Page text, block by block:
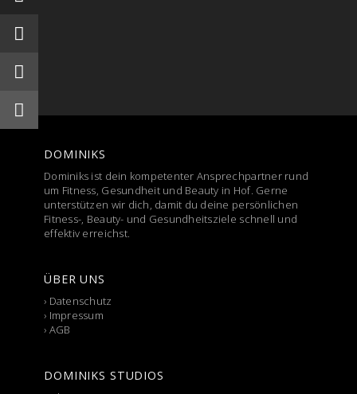
DOMINIKS
Dominiks ist dein kompetenter Ansprechpartner rund
um Fitness, Gesundheit und Beauty in Hof. Gerne
unterstützen wir dich, damit du deine persönlichen
Fitness-, Beauty- und Gesundheitsziele schnell und
effektiv erreichst.
ÜBER UNS
› Datenschutz
› Impressum
› AGB
DOMINIKS STUDIOS